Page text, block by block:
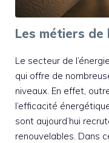
Les métiers de
Le secteur de
qui offre de
niveaux. En effet,
l’efficacité
sont aujourd’hui
renouvelables. Dans